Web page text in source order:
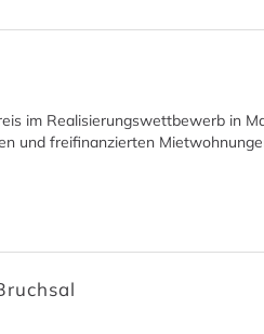
im Realisierungswettbewerb in
und freifinanzierten